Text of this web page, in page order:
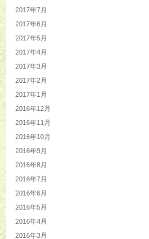
2017年7月
2017年6月
2017年5月
2017年4月
2017年3月
2017年2月
2017年1月
2016年12月
2016年11月
2016年10月
2016年9月
2016年8月
2016年7月
2016年6月
2016年5月
2016年4月
2016年3月